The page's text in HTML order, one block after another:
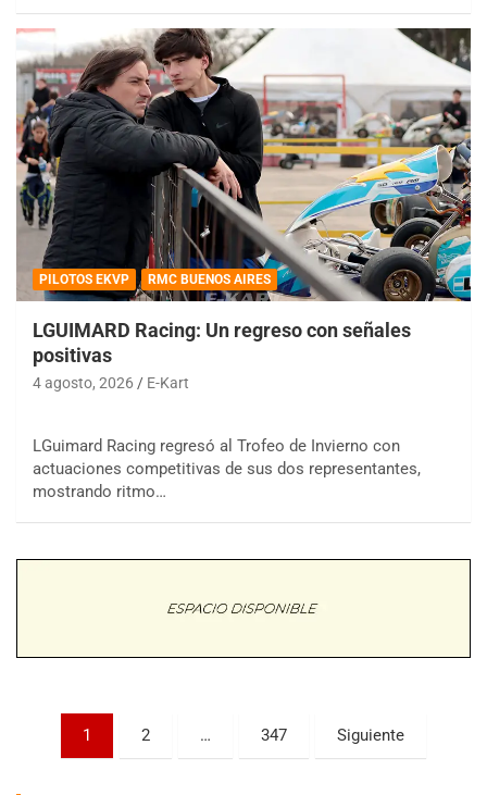
PILOTOS EKVP RMC BUENOS AIRES
LGUIMARD Racing: Un regreso con señales
positivas
4 agosto, 2026 E-Kart
LGuimard Racing regresó al Trofeo de Invierno con
actuaciones competitivas de sus dos representantes,
mostrando ritmo…
Paginación
1 2 … 347 Siguiente
COBERTURA ESPECIAL DE E-KART.COM.AR
08/09-AGO
IAME SERIES ARGENTINA 6
Parque de la Velocidad (Asfalto)
Villaguay (Entre Ríos)